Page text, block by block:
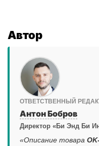
Автор
ОТВЕТСТВЕННЫЙ
Антон Бобров
Директор «Би Энд Би
«Описание товара